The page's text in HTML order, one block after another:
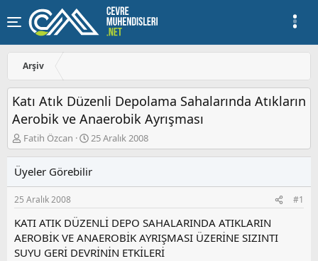
Arşiv
Katı Atık Düzenli Depolama Sahalarında Atıkların
Aerobik ve Anaerobik Ayrışması
K
o
u
y
u
a
ş
l
Fatih Özcan
B
a
l
a
ı
ç
t
25 Aralık 2008
Üyeler Görebilir
25 Aralık 2008 #1
KATI ATIK DÜZENLİ DEPO SAHALARINDA ATIKLARIN
AEROBİK VE ANAEROBİK AYRIŞMASI ÜZERİNE SIZINTI
SUYU GERİ DEVRİNİN ETKİLERİ